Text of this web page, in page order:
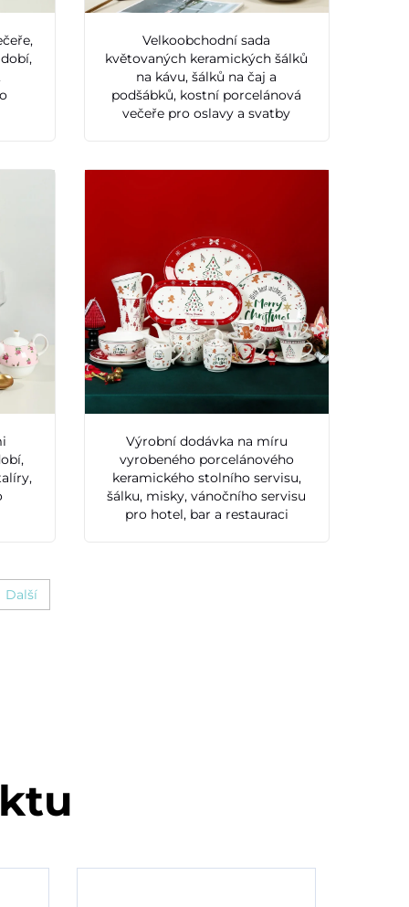
Velkoobchodní sada
květovaných keramických šálků
na kávu, šálků na čaj a
podšábků, kostní porcelánová
večeře pro oslavy a svatby
Výrobní dodávka na míru
vyrobeného porcelánového
keramického stolního servisu,
šálku, misky, vánočního servisu
pro hotel, bar a restauraci
Další